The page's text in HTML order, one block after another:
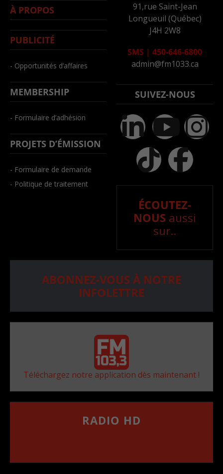
À PROPOS
PUBLICITÉ
- Opportunités d’affaires
MEMBERSHIP
- Formulaire d’adhésion
PROJETS D’ÉMISSION
- Formulaire de demande
- Politique de traitement
91,rue Saint-Jean
Longueuil (Québec)
J4H 2W8
SMS | 450-646-6800
admin@fm1033.ca
SUIVEZ-NOUS
ÉCOUTEZ-
NOUS aussi
sur..
ABONNEZ-VOUS À NOTRE
INFOLETTRE
Téléchargez notre application dès maintenant !
RADIO HD